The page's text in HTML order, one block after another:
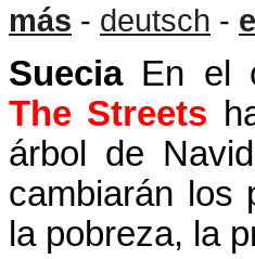
más - deutsch -
SueciaEn el
The Streets
árbol de
cambiarán los
la pobreza, la